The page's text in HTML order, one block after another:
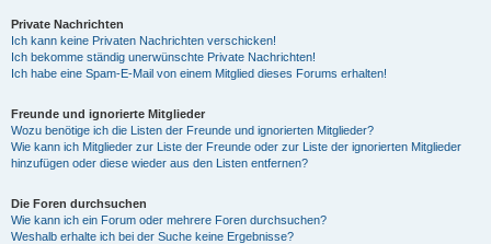
Private Nachrichten
Ich kann keine Privaten Nachrichten verschicken!
Ich bekomme ständig unerwünschte Private Nachrichten!
Ich habe eine Spam-E-Mail von einem Mitglied dieses Forums erhalten!
Freunde und ignorierte Mitglieder
Wozu benötige ich die Listen der Freunde und ignorierten Mitglieder?
Wie kann ich Mitglieder zur Liste der Freunde oder zur Liste der ignorierten Mitglieder
hinzufügen oder diese wieder aus den Listen entfernen?
Die Foren durchsuchen
Wie kann ich ein Forum oder mehrere Foren durchsuchen?
Weshalb erhalte ich bei der Suche keine Ergebnisse?